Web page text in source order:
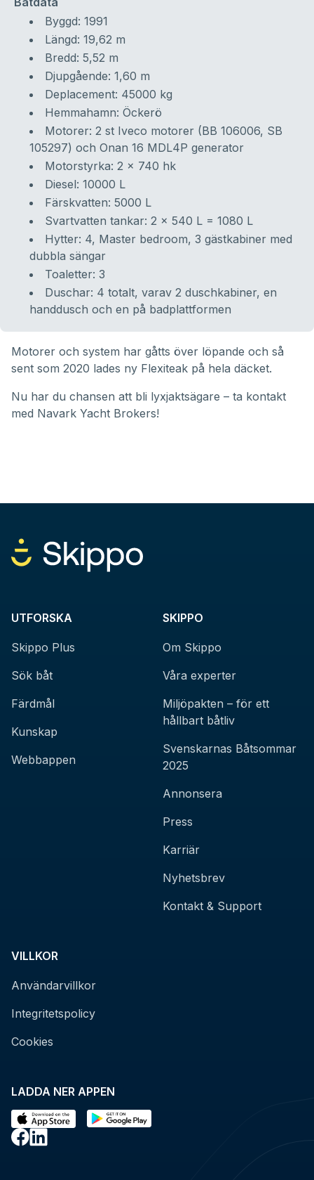
Byggd: 1991
Längd: 19,62 m
Bredd: 5,52 m
Djupgående: 1,60 m
Deplacement: 45000 kg
Hemmahamn: Öckerö
Motorer: 2 st Iveco motorer (BB 106006, SB
105297) och Onan 16 MDL4P generator
Motorstyrka: 2 x 740 hk
Diesel: 10000 L
Färskvatten: 5000 L
Svartvatten tankar: 2 x 540 L = 1080 L
Hytter: 4, Master bedroom, 3 gästkabiner med
dubbla sängar
Toaletter: 3
Duschar: 4 totalt, varav 2 duschkabiner, en
handdusch och en på badplattformen
Motorer och system har gåtts över löpande och så
sent som 2020 lades ny Flexiteak på hela däcket.
Nu har du chansen att bli lyxjaktsägare – ta kontakt
med Navark Yacht Brokers!
LADDA NER APPEN
UTFORSKA
Skippo Plus
Sök båt
Färdmål
Kunskap
Webbappen
SKIPPO
Om Skippo
Våra experter
Miljöpakten – för ett
hållbart båtliv
Svenskarnas Båtsommar
2025
Annonsera
Press
Karriär
Nyhetsbrev
Kontakt & Support
VILLKOR
Användarvillkor
Integritetspolicy
Cookies